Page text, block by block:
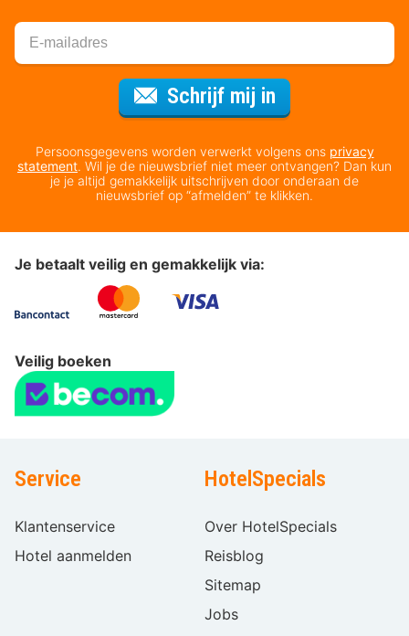
Schrijf mij in
Persoonsgegevens worden verwerkt volgens ons privacy
statement. Wil je de nieuwsbrief niet meer ontvangen? Dan kun
je je altijd gemakkelijk uitschrijven door onderaan de
nieuwsbrief op “afmelden” te klikken.
Je betaalt veilig en gemakkelijk via:
Veilig boeken
Service
Klantenservice
Hotel aanmelden
HotelSpecials
Over HotelSpecials
Reisblog
Sitemap
Jobs